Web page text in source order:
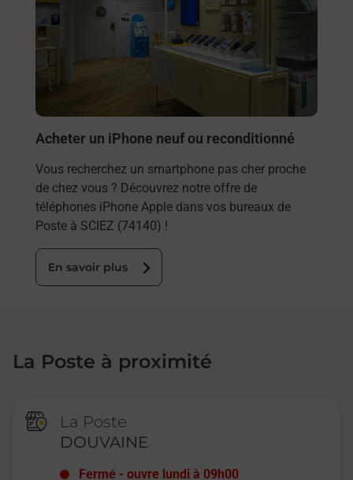
Acheter un iPhone neuf ou reconditionné
Vous recherchez un smartphone pas cher proche
de chez vous ? Découvrez notre offre de
téléphones iPhone Apple dans vos bureaux de
Poste à SCIEZ (74140) !
En savoir plus
La Poste à proximité
La Poste
DOUVAINE
Fermé -ouvre lundi à 09h00